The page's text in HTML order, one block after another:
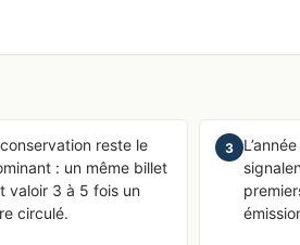
conservation reste le
: un même billet
valoir 3 à 5 fois un
circulé.
3